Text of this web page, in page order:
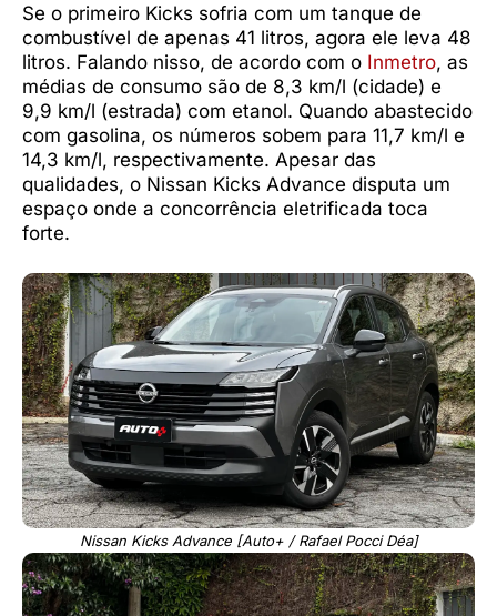
Se o primeiro Kicks sofria com um tanque de
combustível de apenas 41 litros, agora ele leva 48
litros. Falando nisso, de acordo com o Inmetro, as
médias de consumo são de 8,3 km/l (cidade) e
9,9 km/l (estrada) com etanol. Quando abastecido
com gasolina, os números sobem para 11,7 km/l e
14,3 km/l, respectivamente. Apesar das
qualidades, o Nissan Kicks Advance disputa um
espaço onde a concorrência eletrificada toca
forte.
Nissan Kicks Advance [Auto+ / Rafael Pocci Déa]